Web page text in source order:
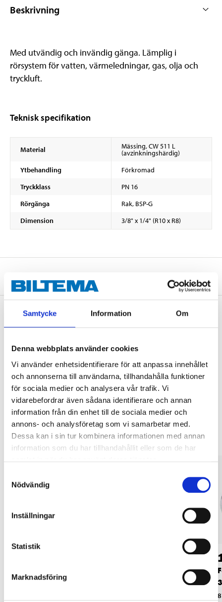
Samtycke Information Om
Denna webbplats använder cookies
Vi använder enhetsidentifierare för att anpassa innehållet
och annonserna till användarna, tillhandahålla funktioner
för sociala medier och analysera vår trafik. Vi
vidarebefordrar även sådana identifierare och annan
information från din enhet till de sociala medier och
annons- och analysföretag som vi samarbetar med.
Dessa kan i sin tur kombinera informationen med annan
information som du har tillhandahållit eller som de har
Nödvändig
Inställningar
Statistik
Marknadsföring
Beskrivning
Med utvändig och invändig gänga. Lämplig i
rörsystem för vatten, värmeledningar, gas, olja och
tryckluft.
Teknisk specifikation
Material Mässing, CW 511 L
(avzinkningshärdig)
Ytbehandling
Förkromad
Tryckklass
PN 16
Rörgänga
Rak, BSP-G
Dimension
3/8" x 1/4" (R10 x R8)
Köp & Hämta i ditt varuhus inom 2 timmar! För mer information om
LÄS MER
Andra kunder köpte också
1/4”